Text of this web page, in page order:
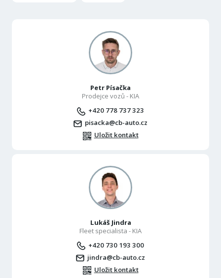
Petr Písačka
Prodejce vozů - KIA
+420 778 737 323
pisacka@cb-auto.cz
Uložit kontakt
Lukáš Jindra
Fleet specialista - KIA
+420 730 193 300
jindra@cb-auto.cz
Uložit kontakt